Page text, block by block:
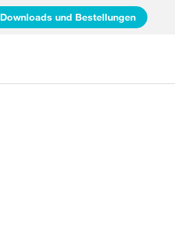
Downloads und Bestellungen